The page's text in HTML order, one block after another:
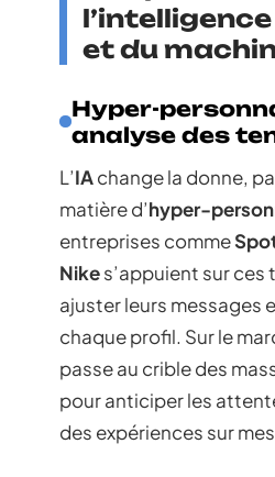
et du
Hyper-
analyse des
L’IAchange la donne,
matière d’hyper-
entreprises comme
Nikes’appuient sur
ajuster leurs messages
chaque profil. Sur le
passe au crible des
pour anticiper les
des expériences sur